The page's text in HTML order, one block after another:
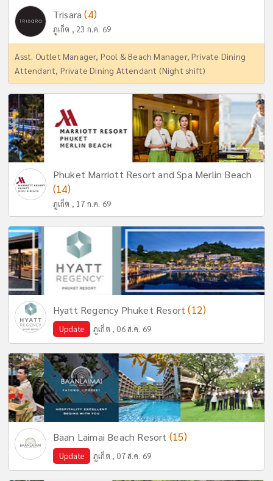
Trisara(4)
ภูเก็ต , 23 ก.ค. 69
Asst. Outlet Manager, Pool & Beach Manager, Private Dining
Attendant, Private Dining Attendant (Night shift)
Phuket Marriott Resort and Spa Merlin Beach
(14)
ภูเก็ต , 17 ก.ค. 69
Hyatt Regency Phuket Resort(12)
Update ภูเก็ต , 06 ส.ค. 69
Baan Laimai Beach Resort (15)
Update ภูเก็ต , 07 ส.ค. 69